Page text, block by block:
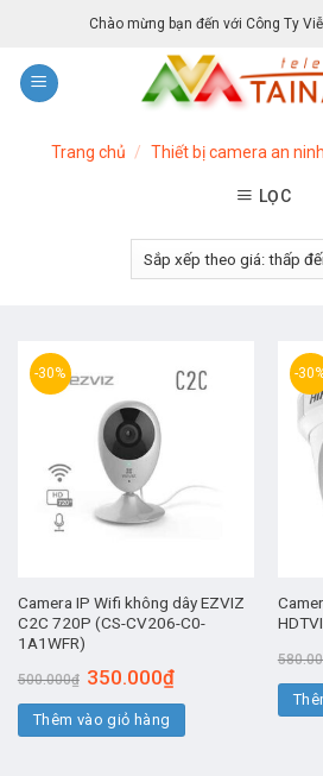
content
Chào mừng bạn đến với Công Ty
Trang chủ / Thiết bị camera an ninh
LỌC
-30%
Camera IP Wifi không dây EZVIZ
C2C 720P (CS-CV206-C0-
1A1WFR)
500.000₫ Giá
gốc
là:
500.000₫.
350.000₫Giá
tại
350.000₫.
Thêm vào giỏ hàng
-